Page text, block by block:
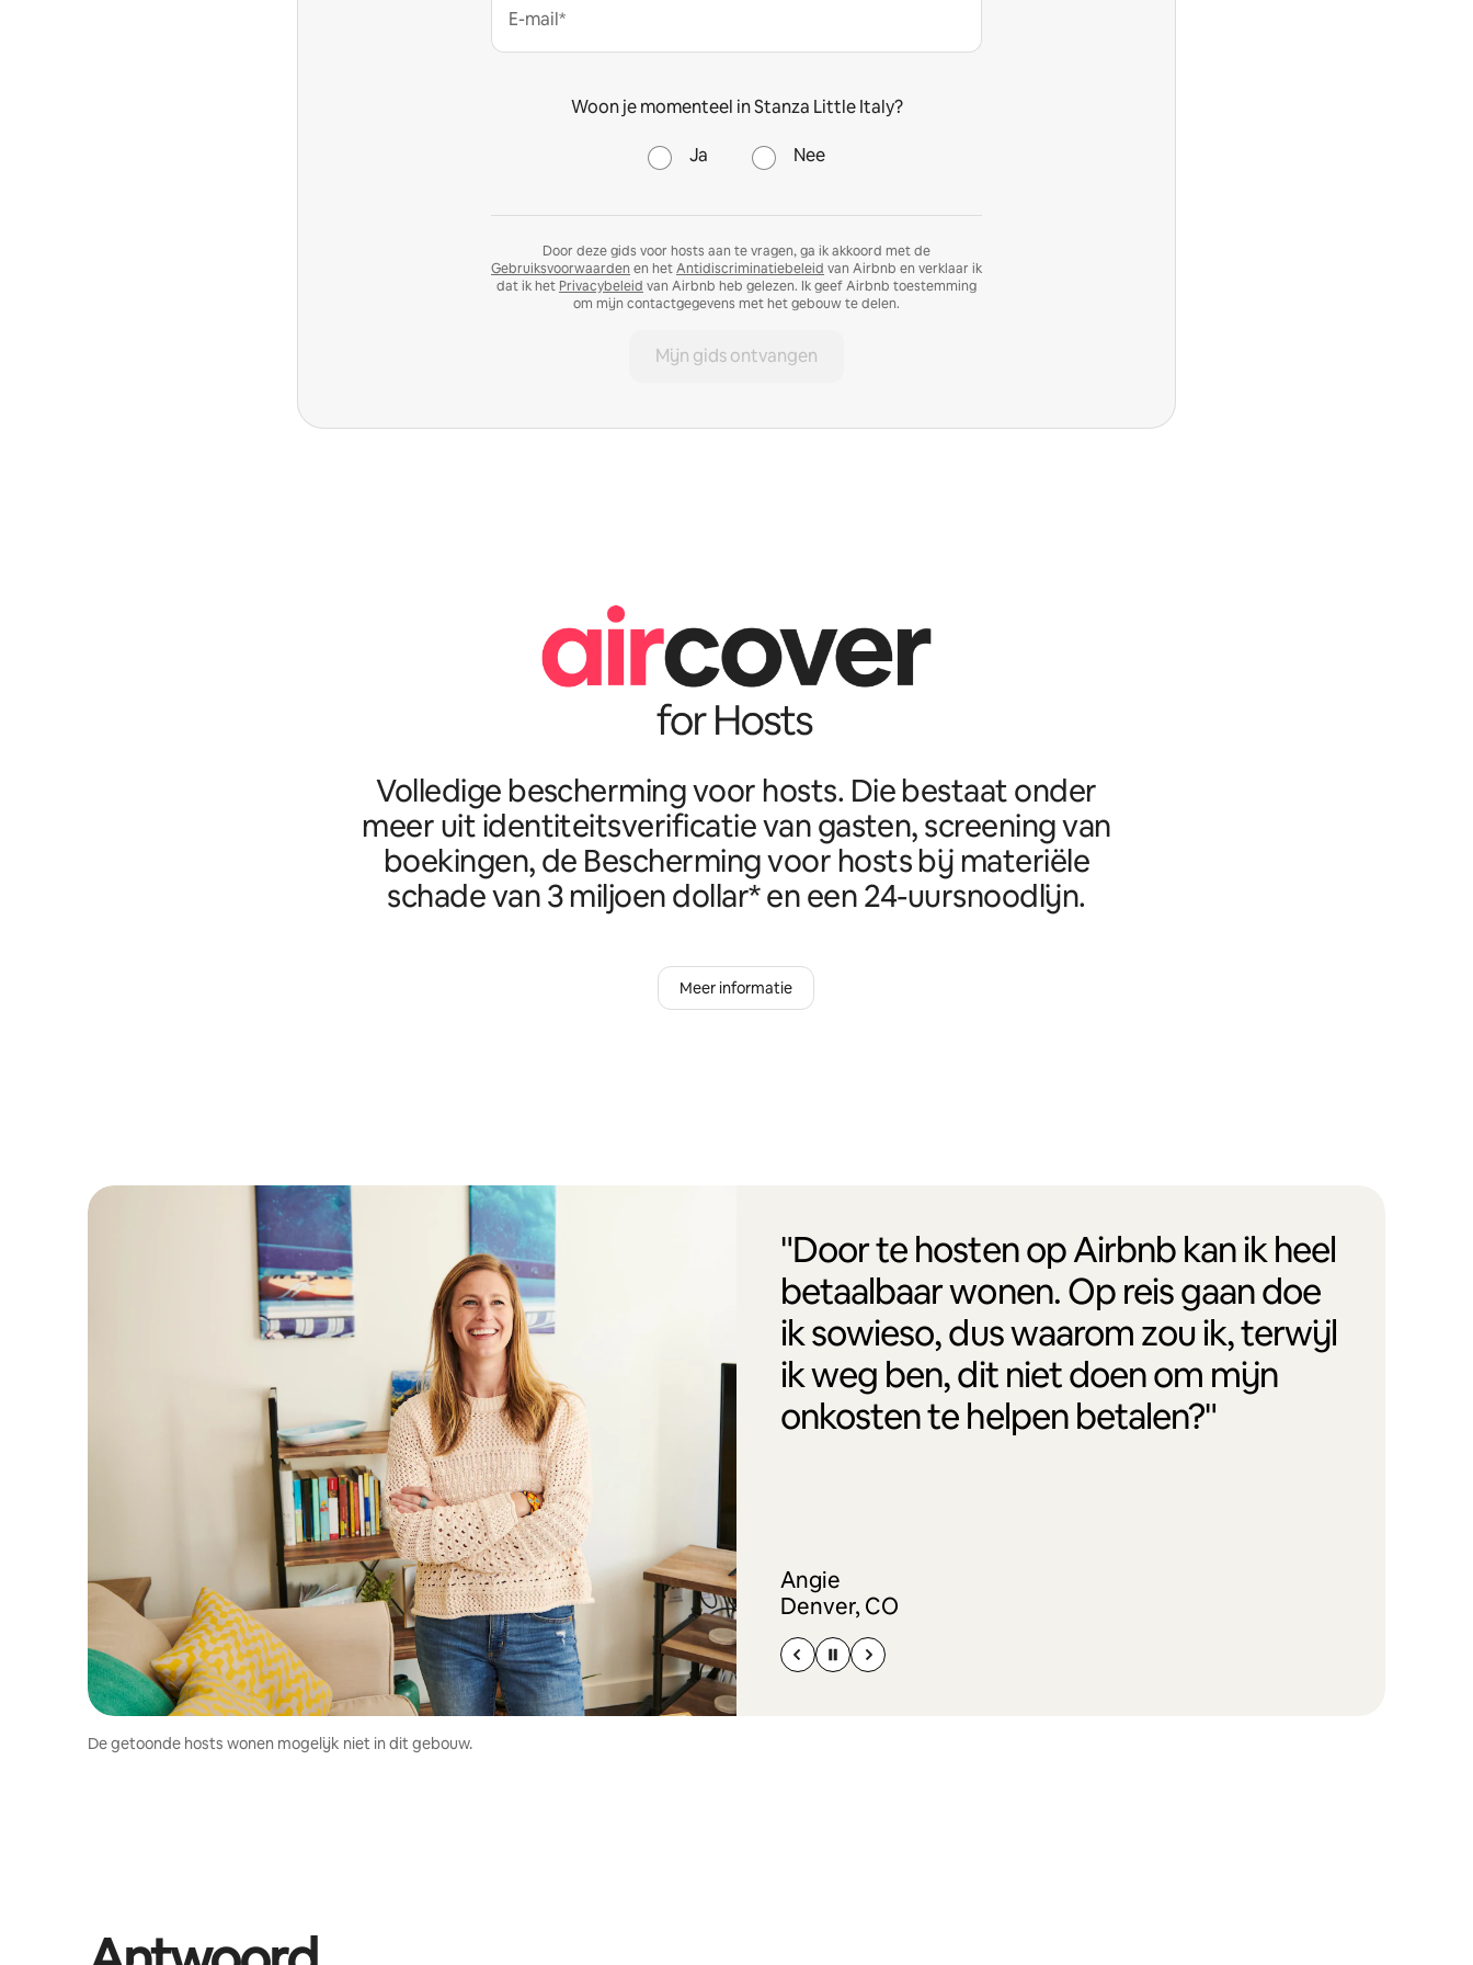
E-mail*
Woon je momenteel in Stanza Little Italy?
Ja Nee
Door deze gids voor hosts aan te vragen, ga ik akkoord met de
Gebruiksvoorwaarden en hetAntidiscriminatiebeleid van Airbnb en verklaar ik
dat ik het Privacybeleid van Airbnb heb gelezen. Ik geef Airbnb toestemming
om mijn contactgegevens met het gebouw te delen.
Mijn gids ontvangen
Volledige bescherming voor hosts. Die bestaat onder
meer uit identiteitsverificatie van gasten, screening van
boekingen, de Bescherming voor hosts bij materiële
schade van 3 miljoen dollar* en een 24-uursnoodlijn.
Meer informatie
"Door te hosten op Airbnb kan ik heel
betaalbaar wonen. Op reis gaan doe
ik sowieso, dus waarom zou ik, terwijl
ik weg ben, dit niet doen om mijn
onkosten te helpen betalen?"
Angie
Denver, CO
De getoonde hosts wonen mogelijk niet in dit gebouw.